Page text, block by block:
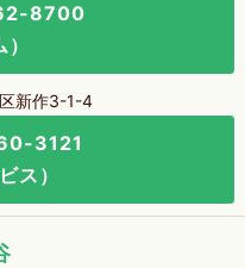
8700
区新作3-1-4
3121
ス）